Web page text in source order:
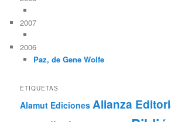
2007
2006
Paz, de Gene Wolfe
ETIQUETAS
Alamut Ediciones Alianza